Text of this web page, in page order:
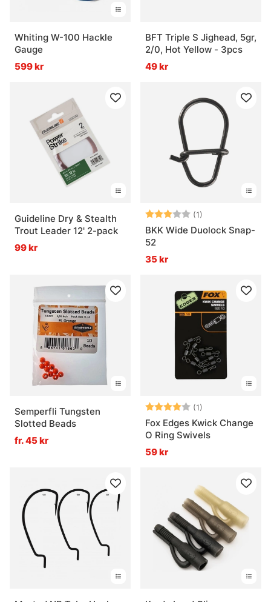
Whiting W-100 Hackle
Gauge
599 kr
BFT Triple S Jighead, 5gr,
2/0, Hot Yellow - 3pcs
49 kr
Guideline Dry & Stealth
Trout Leader 12' 2-pack
99 kr
Betyg: (1)
BKK Wide Duolock Snap-
52
35 kr
Semperfli Tungsten
Slotted Beads
fr. 45 kr
Betyg: (1)
Fox Edges Kwick Change
O Ring Swivels
59 kr